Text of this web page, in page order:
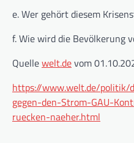
e. Wer gehört diesem
f. Wie wird die Bevölkerung
Quellewelt.devom
https://www.welt.de/politik/
gegen-den-Strom-GAU-
ruecken-naeher.html